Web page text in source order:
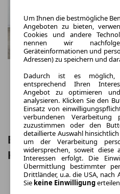
BMW 420 i GC "M Sport" LC Prof., HuD,
Keyless, Parkass. +,
Um Ihnen die bestmögliche
Angeboten zu bieten,
Cookies und andere
nennen wir
Geräteinformationen und
Adressen) zu speichern und
Dadurch ist es möglich,
entsprechend Ihren
Angebot zu optimieren
analysieren. Klicken Sie den
Einsatz von
verbundenen Verarbeitung
zuzustimmen oder den
detaillierte Auswahl
um der Verarbeitung
widersprechen, soweit diese
Interessen erfolgt. Die
Übermittlung bestimmter
Drittländer, u.a. die USA, nach
Sie keine Einwilligung